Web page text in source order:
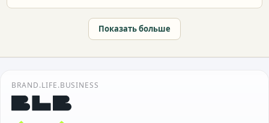
Показать больше
BRAND.LIFE.BUSINESS